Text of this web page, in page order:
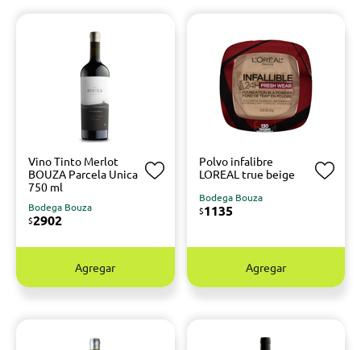
Vino Tinto Merlot
BOUZA Parcela Unica
750 ml
Bodega Bouza
$2902
Agregar
Polvo infalibre
LOREAL true beige
Bodega Bouza
$1135
Agregar